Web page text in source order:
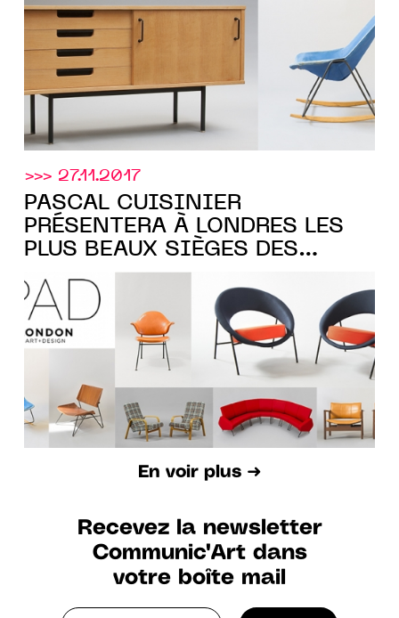
>>> 27.11.2017
PASCAL CUISINIER
PRÉSENTERA À LONDRES LES
PLUS BEAUX SIÈGES DES
DESIGNERS FRANÇAIS
En voir plus ➜
Recevez la newsletter
Communic'Art dans
votre boîte mail